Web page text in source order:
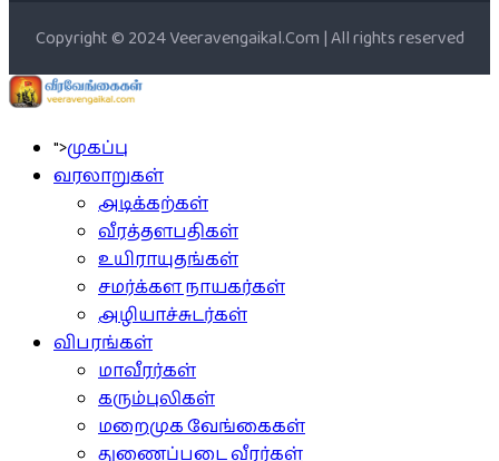
Copyright © 2024 Veeravengaikal.Com | All rights reserved
">முகப்பு
வரலாறுகள்
அடிக்கற்கள்
வீரத்தளபதிகள்
உயிராயுதங்கள்
சமர்க்கள நாயகர்கள்
அழியாச்சுடர்கள்
விபரங்கள்
மாவீரர்கள்
கரும்புலிகள்
மறைமுக வேங்கைகள்
துணைப்படை வீரர்கள்